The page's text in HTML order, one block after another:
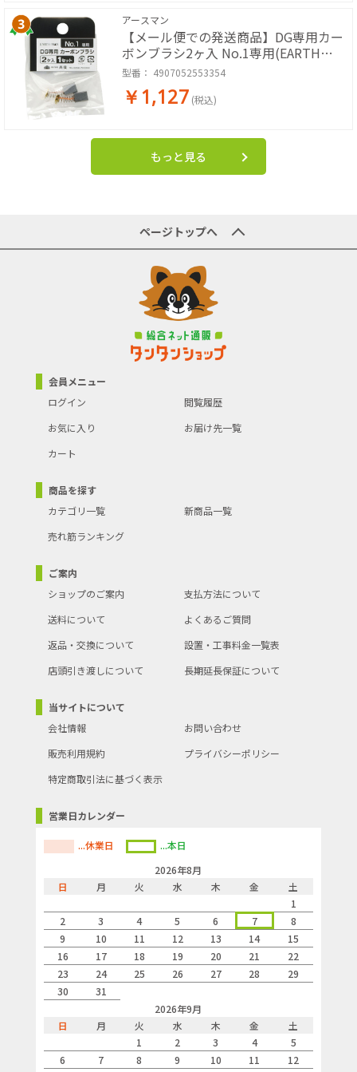
アースマン
【メール便での発送商品】DG専用カー
ボンブラシ2ヶ入 No.1専用(EARTH
MAN)
型番： 4907052553354
￥1,127 (税込)
もっと見る
ページトップへ
会員メニュー
ログイン
閲覧履歴
お気に入り
お届け先一覧
カート
商品を探す
カテゴリ一覧
新商品一覧
売れ筋ランキング
ご案内
ショップのご案内
支払方法について
送料について
よくあるご質問
返品・交換について
設置・工事料金一覧表
店頭引き渡しについて
長期延長保証について
当サイトについて
会社情報
お問い合わせ
販売利用規約
プライバシーポリシー
特定商取引法に基づく表示
営業日カレンダー
...休業日
...本日
2026年8月
日
月 火 水 木 金
土
1
2
3 4 5 6 7
8
9
10 11 12 13 14
15
16
17 18 19 20 21
22
23
24 25 26 27 28
29
30
31
2026年9月
日
月 火 水 木 金
土
1
2 3 4
5
6
7 8 9 10 11
12